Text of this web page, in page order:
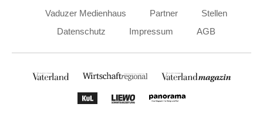
Vaduzer Medienhaus Partner
Stellen
Datenschutz
Impressum AGB